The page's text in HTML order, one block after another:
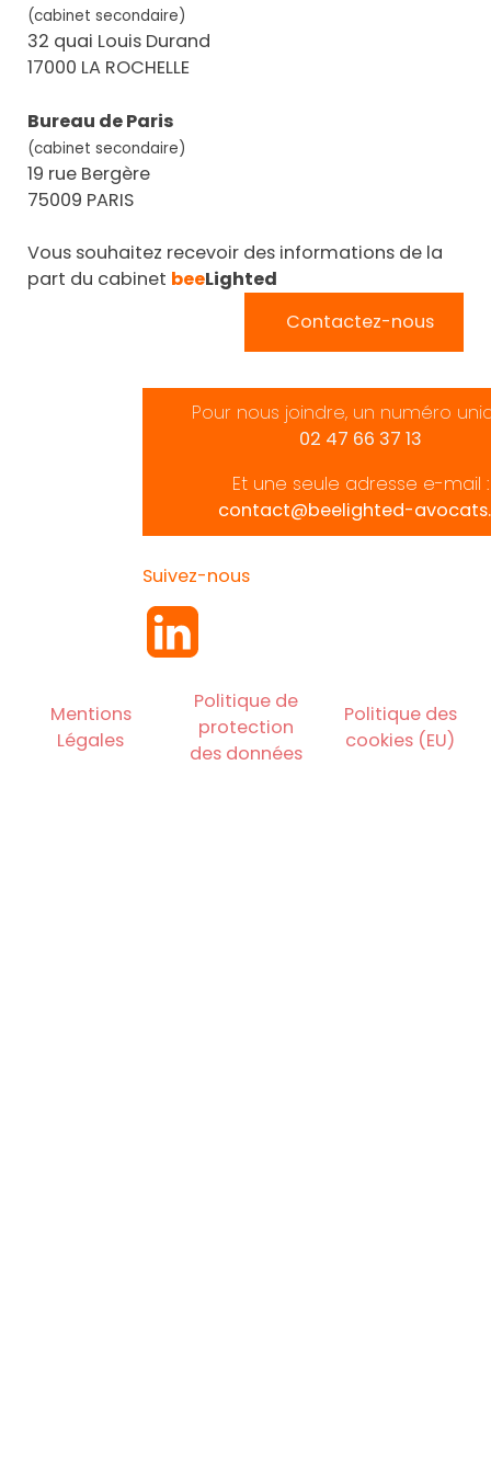
(cabinet secondaire)
32 quai Louis Durand
17000 LA ROCHELLE
Bureau de Paris
(cabinet secondaire)
19 rue Bergère
75009 PARIS
Vous souhaitez recevoir des informations de la
part du cabinet beeLighted
Contactez-nous
Pour nous joindre, un numéro
02 47 66 37 13
Et une seule adresse e-mail :
contact@beelighted-
Suivez-nous
Mentions
Légales
Politique de
protection
des données
Politique des
cookies (EU)